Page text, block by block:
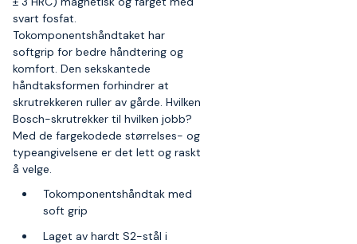
svart fosfat.
Tokomponentshåndtaket har
softgrip for bedre håndtering og
komfort. Den sekskantede
håndtaksformen forhindrer at
skrutrekkeren ruller av gårde. Hvilken
Bosch-skrutrekker til hvilken jobb?
Med de fargekodede størrelses- og
typeangivelsene er det lett og raskt
å velge.
Tokomponentshåndtak med
soft grip
Laget av hardt S2-stål i